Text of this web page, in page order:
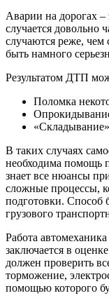
Аварии на дорогах –
случается довольно
случаются реже, чем
быть намного
Результатом ДТП
Поломка
В таких случаях
необходима помощь
знает все нюансы
сложные процессы,
подготовки. Способ
грузового
Работа
заключается в
должен проверить
торможение,
помощью которого